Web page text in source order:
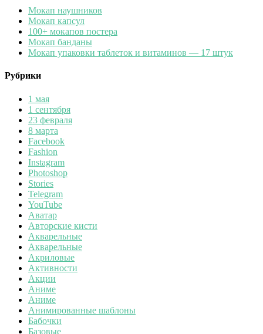
Мокап наушников
Мокап капсул
100+ мокапов постера
Мокап банданы
Мокап упаковки таблеток и витаминов — 17 штук
Рубрики
1 мая
1 сентября
23 февраля
8 марта
Facebook
Fashion
Instagram
Photoshop
Stories
Telegram
YouTube
Аватар
Авторские кисти
Акварельные
Акварельные
Акриловые
Активности
Акции
Аниме
Аниме
Анимированные шаблоны
Бабочки
Базовые